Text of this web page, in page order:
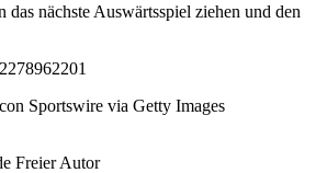
nächste Auswärtsspiel ziehen und den
Sportswire via Getty Images
Freier Autor